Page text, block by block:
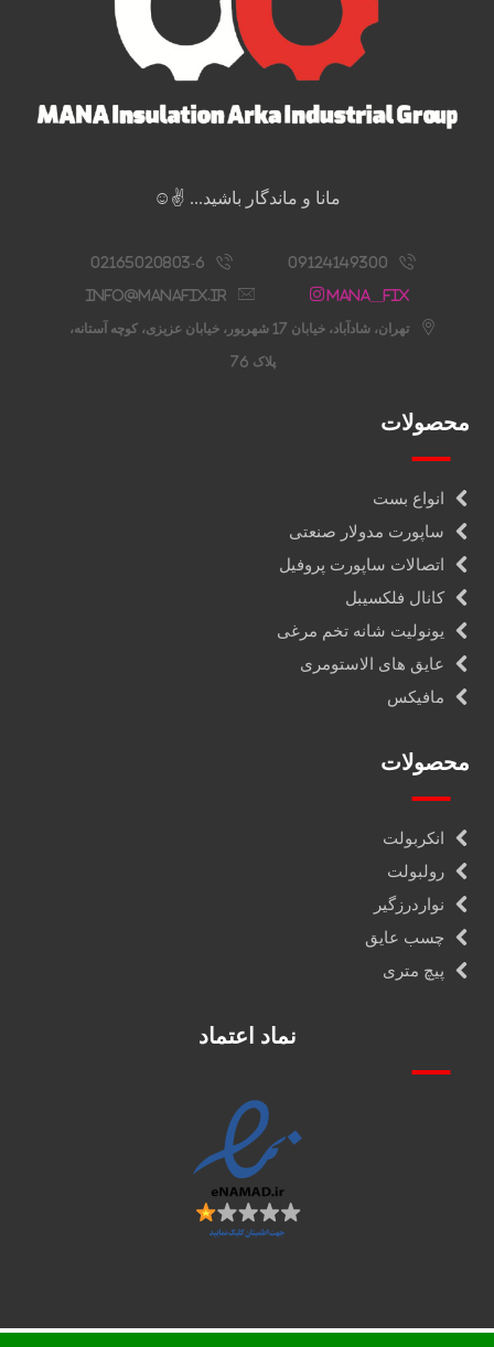
مانا و ماندگار باشید... ✌️☺️
09124149300
02165020803-6
Mana__fix
info@manafix.ir
تهران، شادآباد، خیابان 17 شهریور، خیابان عزیزی، کوچه آستانه،
پلاک 76
محصولات
انواع بست
ساپورت مدولار صنعتی
اتصالات ساپورت پروفیل
کانال فلکسیبل
یونولیت شانه تخم مرغی
عایق های الاستومری
مافیکس
محصولات
انکربولت
رولبولت
نواردرزگیر
چسب عایق
پیچ متری
نماد اعتماد